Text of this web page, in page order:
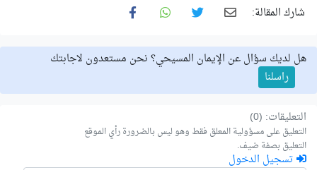
شارك المقالة:
هل لديك سؤال عن الإيمان المسيحي؟ نحن مستعدون لاجابتك
راسلنا
التعليقات: (0)
التعليق على مسؤولية المعلق فقط وهو ليس بالضرورة رأي الموقع
التعليق بصفة ضيف.
تسجيل الدخول